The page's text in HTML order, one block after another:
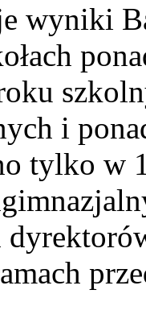
wyniki
i
tylko w